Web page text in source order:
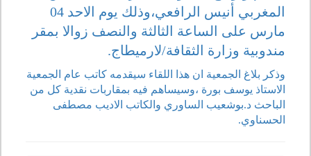
المغربي أنيس الرافعي،وذلك يوم الاحد 04
مارس على الساعة الثالثة والنصف زوالا بمقر
مندوبية وزارة الثقافة/لارميطاج.
وذكر بلاغ الجمعية ان هذا اللقاء سيقدمه كاتب عام الجمعية
الاستاذ يوسف بورة ،وسيساهم فيه بمقاربات نقدية كل من
الباحث د.بوشعيب الساوري والكاتب الاديب مصطفى
الحسناوي.